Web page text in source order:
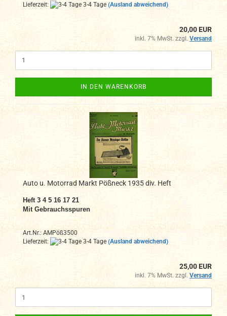
Lieferzeit:
3-4 Tage (Ausland abweichend)
20,00 EUR
inkl. 7% MwSt. zzgl. Versand
IN DEN WARENKORB
Auto u. Motorrad Markt Pößneck 1935 div. Heft
Heft 3 4 5 16 17 21
Mit Gebrauchsspuren
Art.Nr.: AMPöß3500
Lieferzeit:
3-4 Tage (Ausland abweichend)
25,00 EUR
inkl. 7% MwSt. zzgl. Versand